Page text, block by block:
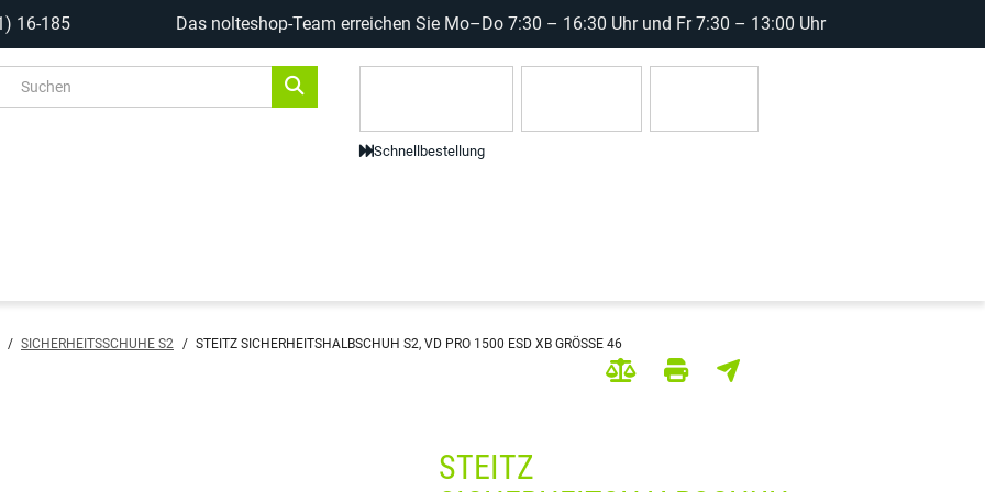
16-185 Das nolteshop-Team erreichen Sie Mo–Do 7:30 – 16:30 Uhr und Fr 7:30 – 13:00 Uhr
Schnellbestellung
/ SICHERHEITSSCHUHE S2 / STEITZ SICHERHEITSHALBSCHUH S2, VD PRO 1500 ESD XB GRÖSSE 46
STEITZ